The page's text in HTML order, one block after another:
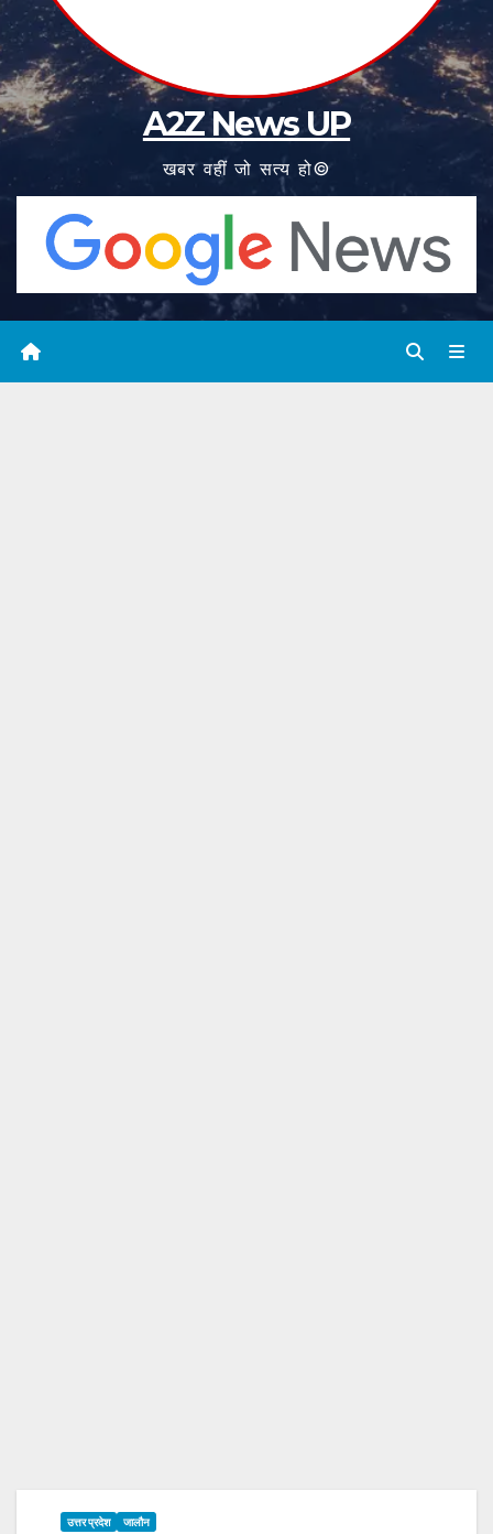
A2Z News UP
खबर वहीं जो सत्य हो©
उत्तर प्रदेश जालौन